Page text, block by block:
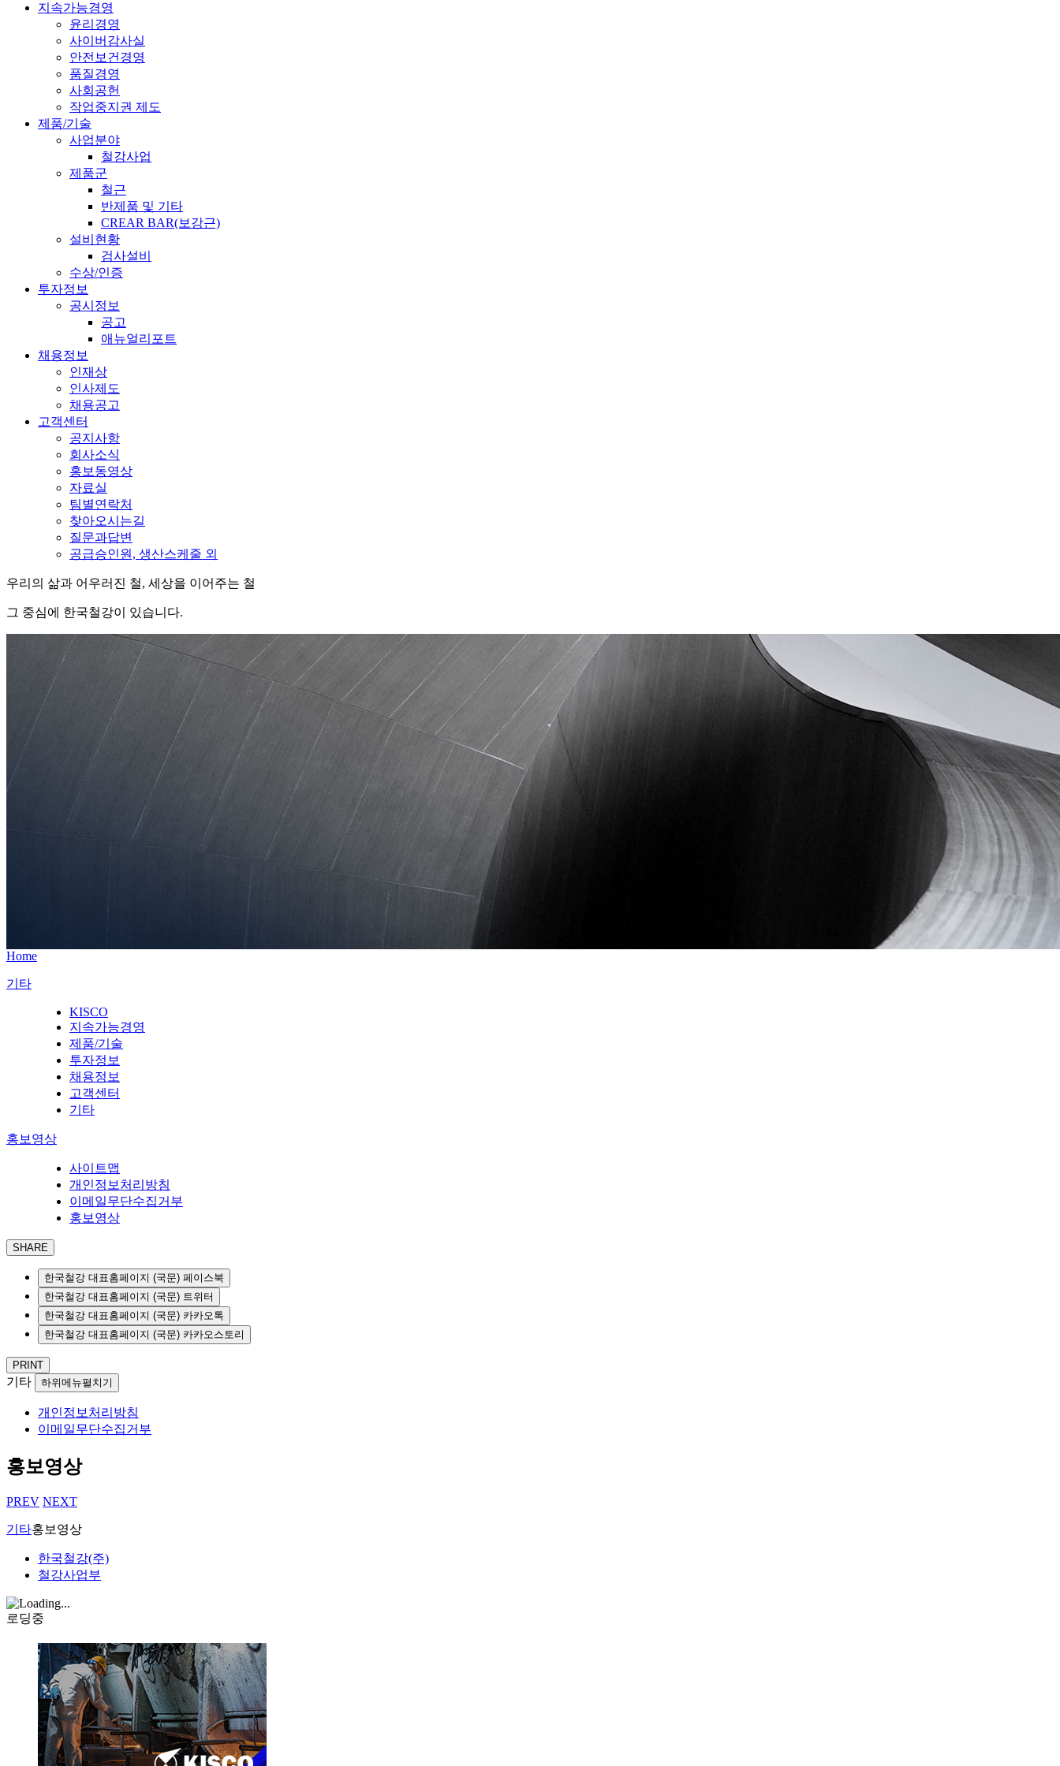
지속가능경영
윤리경영
사이버감사실
안전보건경영
품질경영
사회공헌
작업중지권 제도
제품/기술
사업분야
철강사업
제품군
철근
반제품 및 기타
CREAR BAR(보강근)
설비현황
검사설비
수상/인증
투자정보
공시정보
공고
애뉴얼리포트
채용정보
인재상
인사제도
채용공고
고객센터
공지사항
회사소식
홍보동영상
자료실
팀별연락처
찾아오시는길
질문과답변
공급승인원, 생산스케줄 외
우리의 삶과 어우러진 철, 세상을 이어주는 철
그 중심에 한국철강이 있습니다.
Home
기타
KISCO
지속가능경영
제품/기술
투자정보
채용정보
고객센터
기타
홍보영상
사이트맵
개인정보처리방침
이메일무단수집거부
홍보영상
SHARE
한국철강 대표홈페이지 (국문) 페이스북
한국철강 대표홈페이지 (국문) 트위터
한국철강 대표홈페이지 (국문) 카카오톡
한국철강 대표홈페이지 (국문) 카카오스토리
PRINT
기타 하위메뉴펼치기
개인정보처리방침
이메일무단수집거부
홍보영상
PREV NEXT
기타홍보영상
한국철강(주)
철강사업부
로딩중